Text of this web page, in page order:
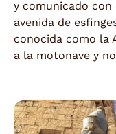
y comunicado
avenida de
conocida como la
a la motonave y